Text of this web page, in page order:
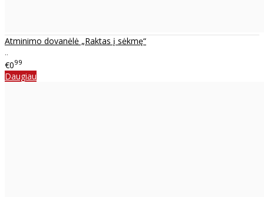
Atminimo dovanėlė „Raktas į sėkmę“
..
€099
Daugiau